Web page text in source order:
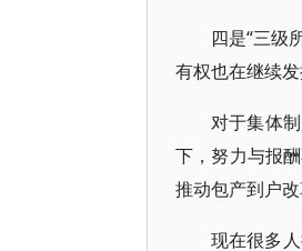
四是“三级
有权也在继续
对于集体
下，努力与报
推动包产到户
现在很多